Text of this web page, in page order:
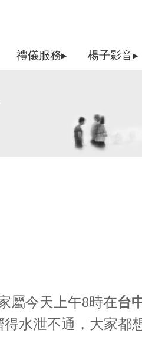
禮儀服務▸ 楊子影音
屬今天上午8時在台
水泄不通，大家都